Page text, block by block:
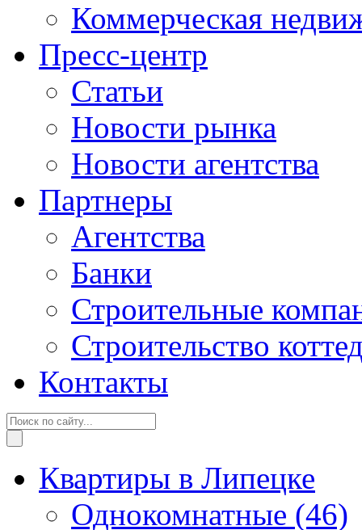
Коммерческая
Пресс-центр
Статьи
Новости рынка
Новости агентства
Партнеры
Агентства
Банки
Строительные
Строительство
Контакты
Квартиры в Липецке
Однокомнатные (46)